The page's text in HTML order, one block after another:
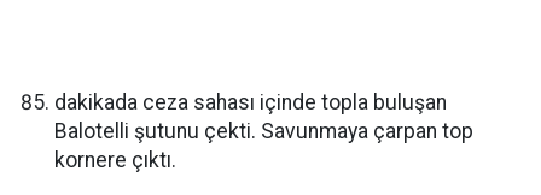
dakikada ceza sahası içinde topla buluşan
Balotelli şutunu çekti. Savunmaya çarpan top
kornere çıktı.